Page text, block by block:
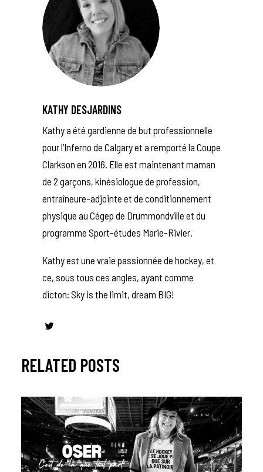
KATHY DESJARDINS
Kathy a été gardienne de but professionnelle
pour l’Inferno de Calgary et a remporté la Coupe
Clarkson en 2016. Elle est maintenant maman
de 2 garçons, kinésiologue de profession,
entraîneure-adjointe et de conditionnement
physique au Cégep de Drummondville et du
programme Sport-études Marie-Rivier.
Kathy est une vraie passionnée de hockey, et
ce, sous tous ces angles, ayant comme
dicton: Sky is the limit, dream BIG!
RELATED POSTS